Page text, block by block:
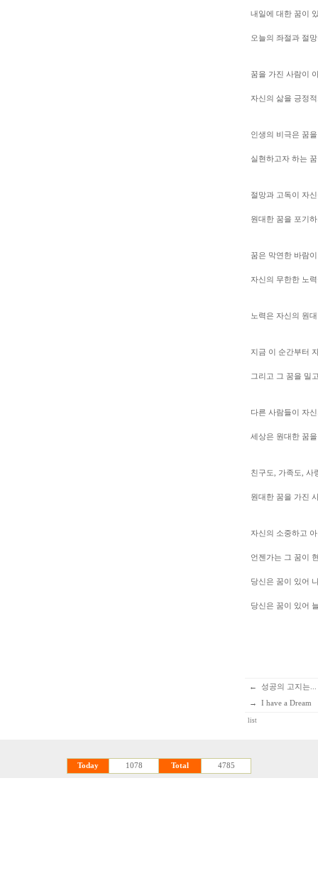
내일에 대한 꿈이
오늘의 좌절과 절
꿈을 가진 사람이
자신의 삶을 긍정
인생의 비극은 꿈
실현하고자 하는
절망과 고독이 자
원대한 꿈을 포기
꿈은 막연한 바람
자신의 무한한 노
노력은 자신의 원
지금 이 순간부터
그리고 그 꿈을 밀
다른 사람들이 자
세상은 원대한 꿈
친구도, 가족도, 사
원대한 꿈을 가진
자신의 소중하고
언젠가는 그 꿈이
당신은 꿈이 있어
당신은 꿈이 있어
← 성공의 고지는...
→ I have a Dream
list
Today 1078 Total 4785